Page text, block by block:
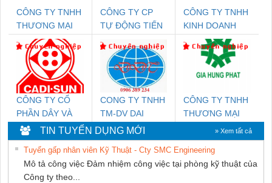
CÔNG TY TNHH
THƯƠNG MẠI
THIÊN ÂN VIỆT
NAM
CÔNG TY CP
TỰ ĐỘNG TIẾN
CÔNG TY TNHH
KINH DOANH
DỊCH VỤ XNK
PHƯƠNG NAM
CÔNG TY CỔ
PHẦN DÂY VÀ
CÁP ĐIỆN
THƯỢNG ĐÌNH
CONG TY TNHH
TM-DV DAI
DONG THANH
CÔNG TY TNHH
THƯƠNG MẠI
DỊCH VỤ KỸ
THUẬT ĐIỆN CƠ
GIA HƯNG
PHÁT
TIN TUYỂN DỤNG MỚI » Xem tất cả
Tuyển gấp nhân viên Kỹ Thuật - Cty SMC Engineering
Mô tả công việc Đảm nhiệm công việc tại phòng kỹ thuật của
Công ty theo...